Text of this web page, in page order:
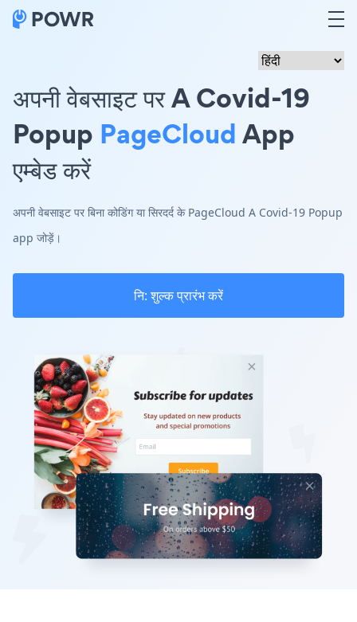
अपनी वेबसाइट पर A Covid-19
Popup PageCloudApp
एम्बेड करें
अपनी वेबसाइट पर बिना कोडिंग या सिरदर्द के PageCloud A Covid-19 Popup
app जोड़ें।
नि: शुल्क प्रारंभ करें